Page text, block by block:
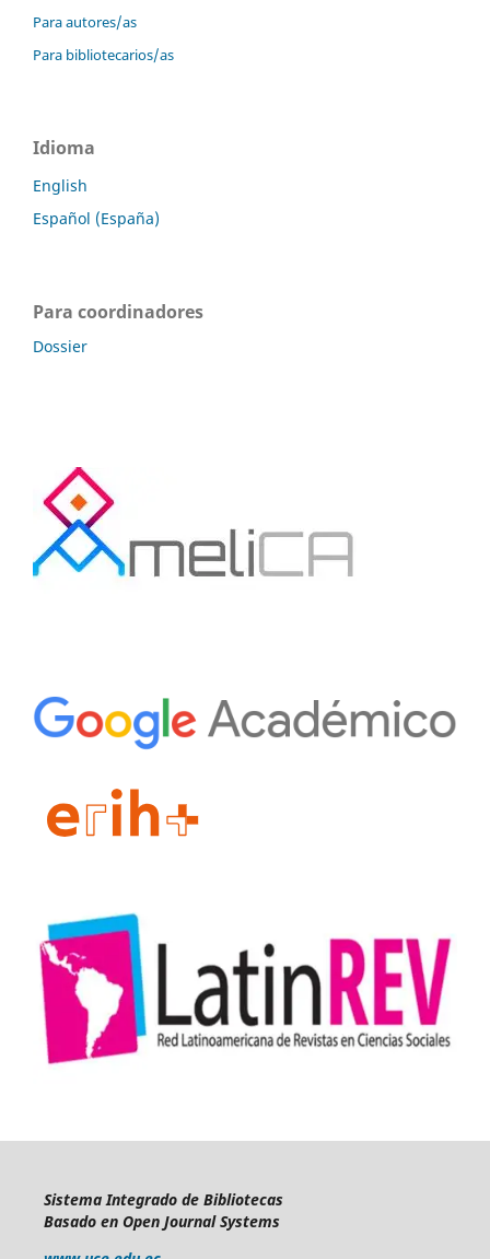
Para autores/as
Para bibliotecarios/as
Idioma
English
Español (España)
Para coordinadores
Dossier
Sistema Integrado de Bibliotecas
Basado en Open Journal Systems